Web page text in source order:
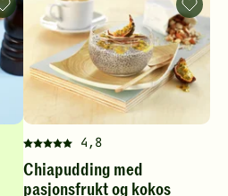
Eggerøre
med
urter
-
legg
til
favoritter
4,8
Denne
oppskriften
har
Chiapudding med
pasjonsfrukt og kokos
med
og
kokos
-
legg